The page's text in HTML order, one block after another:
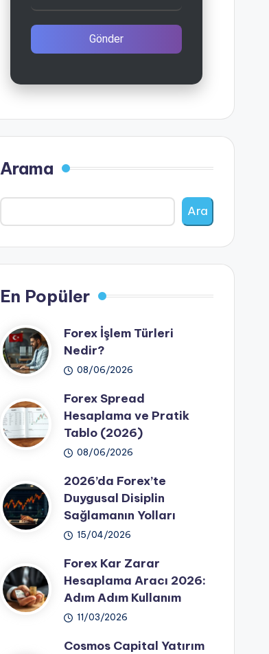
Gönder
Arama
Ara
En Popüler
Forex İşlem Türleri
Nedir?
08/06/2026
Forex Spread
Hesaplama ve Pratik
Tablo (2026)
08/06/2026
2026’da Forex’te
Duygusal Disiplin
Sağlamanın Yolları
15/04/2026
Forex Kar Zarar
Hesaplama Aracı 2026:
Adım Adım Kullanım
11/03/2026
Cosmos Capital Yatırım